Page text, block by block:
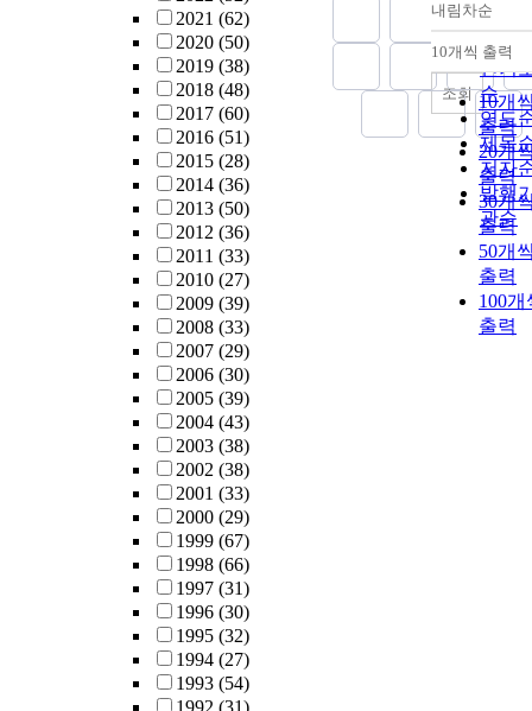
2021 (62)
2020 (50)
2019 (38)
2018 (48)
2017 (60)
2016 (51)
2015 (28)
2014 (36)
2013 (50)
2012 (36)
2011 (33)
2010 (27)
2009 (39)
2008 (33)
2007 (29)
2006 (30)
2005 (39)
2004 (43)
2003 (38)
2002 (38)
2001 (33)
2000 (29)
1999 (67)
1998 (66)
1997 (31)
1996 (30)
1995 (32)
1994 (27)
1993 (54)
정확
순
인기
순
연도
제목
저자
발행
관순
내림차순
내림
10개씩 출력
10개
출력
20개
출력
30개
출력
50개
출력
100개
출력
조회